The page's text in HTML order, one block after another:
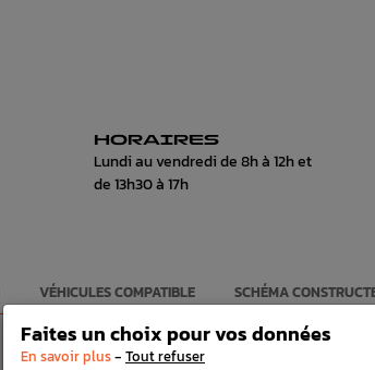
HORAIRES
Lundi au vendredi de 8h à 12h et
de 13h30 à 17h
VÉHICULES COMPATIBLE SCHÉMA
Faites un choix pour vos données
En savoir plus- Tout refuser